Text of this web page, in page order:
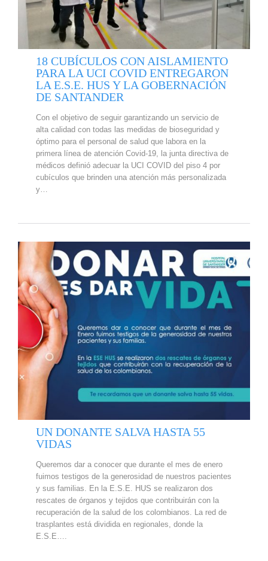
18 CUBÍCULOS CON AISLAMIENTO
PARA LA UCI COVID ENTREGARON
LA E.S.E. HUS Y LA GOBERNACIÓN
DE SANTANDER
Con el objetivo de seguir garantizando un servicio de
alta calidad con todas las medidas de bioseguridad y
óptimo para el personal de salud que labora en la
primera línea de atención Covid-19, la junta directiva de
médicos definió adecuar la UCI COVID del piso 4 por
cubículos que brinden una atención más personalizada
y…
UN DONANTE SALVA HASTA 55
VIDAS
Queremos dar a conocer que durante el mes de enero
fuimos testigos de la generosidad de nuestros pacientes
y sus familias. En la E.S.E. HUS se realizaron dos
rescates de órganos y tejidos que contribuirán con la
recuperación de la salud de los colombianos. La red de
trasplantes está dividida en regionales, donde la
E.S.E….